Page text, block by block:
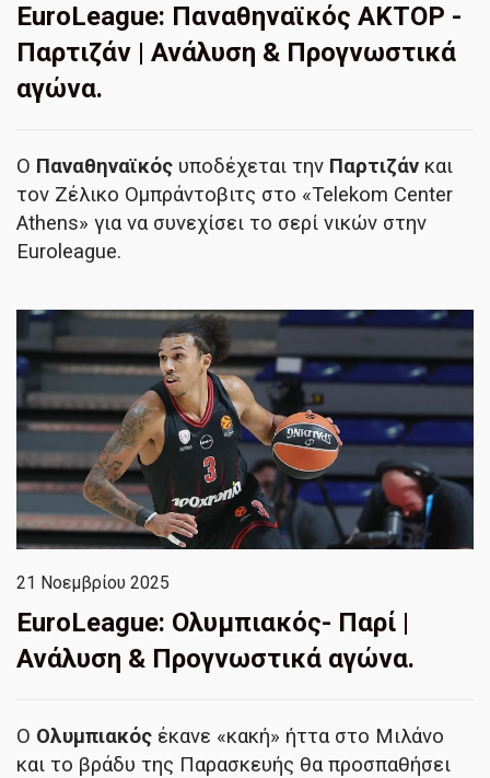
EuroLeague: Παναθηναϊκός ΑΚΤΟΡ -
Παρτιζάν | Ανάλυση & Προγνωστικά
αγώνα.
Ο Παναθηναϊκός υποδέχεται την Παρτιζάν και
τον Ζέλικο Ομπράντοβιτς στο «Telekom Center
Athens» για να συνεχίσει το σερί νικών στην
Euroleague.
21 Νοεμβρίου 2025
EuroLeague: Ολυμπιακός- Παρί |
Ανάλυση & Προγνωστικά αγώνα.
Ο Ολυμπιακός έκανε «κακή» ήττα στο Μιλάνο
και το βράδυ της Παρασκευής θα προσπαθήσει